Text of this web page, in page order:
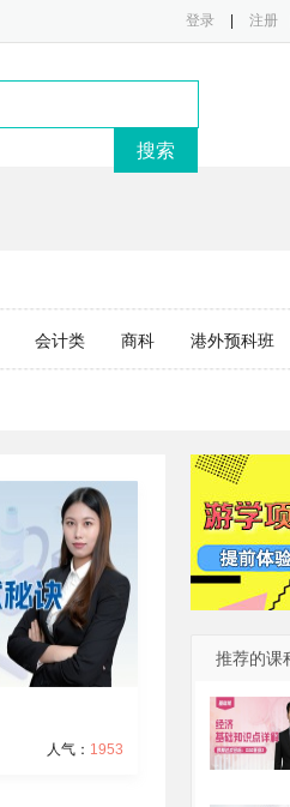
登录 注册
会计类 商科 港外预科班
人气： 1953
推荐的课